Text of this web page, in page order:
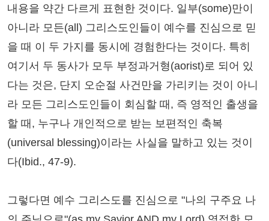
내용을 약간 다르게 표현한 것이다. 일부(some)만이
아니라 모든(all) 그리스도인들이 예수를 진심으로 믿
을 때 이 두 가지를 동시에 경험한다는 것이다. 특히
여기서 두 동사가 모두 부정과거형(aorist)로 되어 있
다는 것은, 단지 오순절 사건만을 가리키는 것이 아니
라 모든 그리스도인들이 회심할 때, 즉 영적인 출생을
할 때, 누구나 개인적으로 받는 보편적인 축복
(universal blessing)이라는 사실을 말하고 있는 것이
다(Ibid., 47-9).
그렇다면 예수 그리스도를 진심으로 "나의 구주요 나